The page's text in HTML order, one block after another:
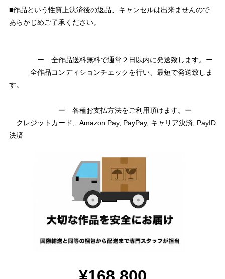
■作品という性質上決済後の返品、キャンセルは出来ませんので
あらかじめご了承ください。
ー 全作品送料無料で通常２日以内に発送致します。ー
全作品コンディションチェックを行い、最短で発送致しま
す。
ー 各種お支払方法をご利用頂けます。ー
クレジットカード、Amazon Pay, PayPay, キャリア決済, PayID
決済